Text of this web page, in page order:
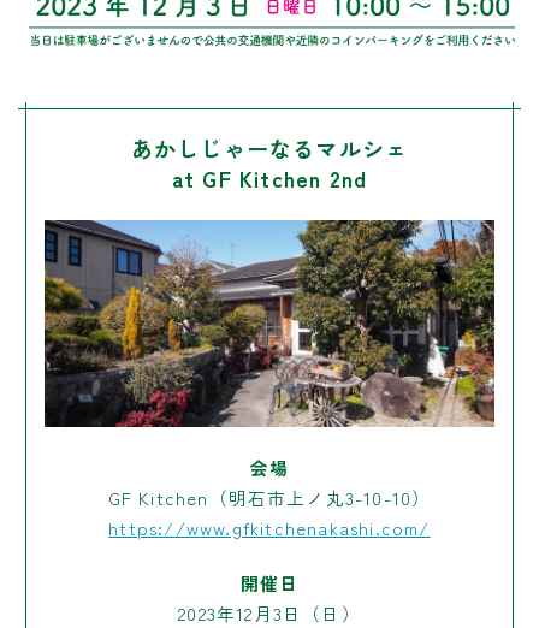
あかしじゃーなるマルシェ
at GF Kitchen 2nd
会場
GF Kitchen（明石市上ノ丸3-10-10）
https://www.gfkitchenakashi.com/
開催日
2023年12月3日（日）